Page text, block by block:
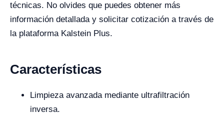
técnicas. No olvides que puedes obtener más
información detallada y solicitar cotización a través de
la plataforma Kalstein Plus.
Características
Limpieza avanzada mediante ultrafiltración
inversa.